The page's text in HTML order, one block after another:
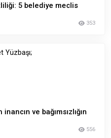
5 belediye meclis
353
ve bağımsızlığın
556